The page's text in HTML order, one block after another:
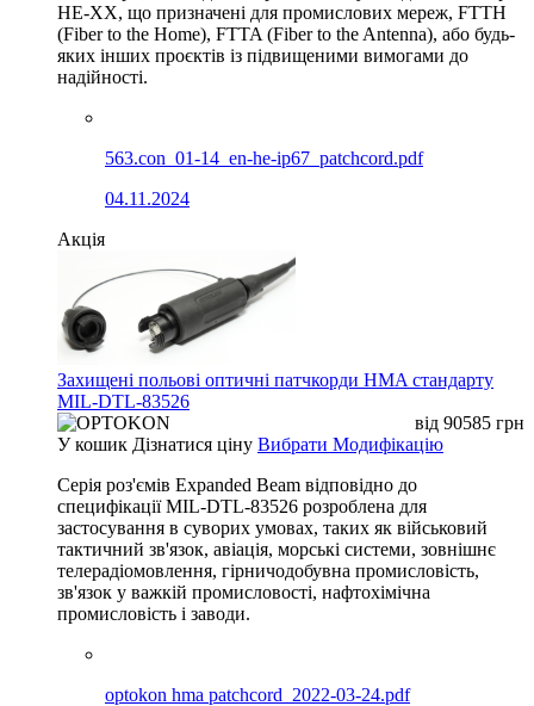
HE-XX, що призначені для промислових мереж, FTTH
(Fiber to the Home), FTTA (Fiber to the Antenna), або будь-
яких інших проєктів із підвищеними вимогами до
надійності.
563.con_01-14_en-he-ip67_patchcord.pdf
04.11.2024
Акція
Захищені польові оптичні патчкорди HMA стандарту
MIL-DTL-83526
від 90585 грн
У кошик Дізнатися ціну Вибрати Модифікацію
Серія роз'ємів Expanded Beam відповідно до
специфікації MIL-DTL-83526 розроблена для
застосування в суворих умовах, таких як військовий
тактичний зв'язок, авіація, морські системи, зовнішнє
телерадіомовлення, гірничодобувна промисловість,
зв'язок у важкій промисловості, нафтохімічна
промисловість і заводи.
optokon hma patchcord_2022-03-24.pdf